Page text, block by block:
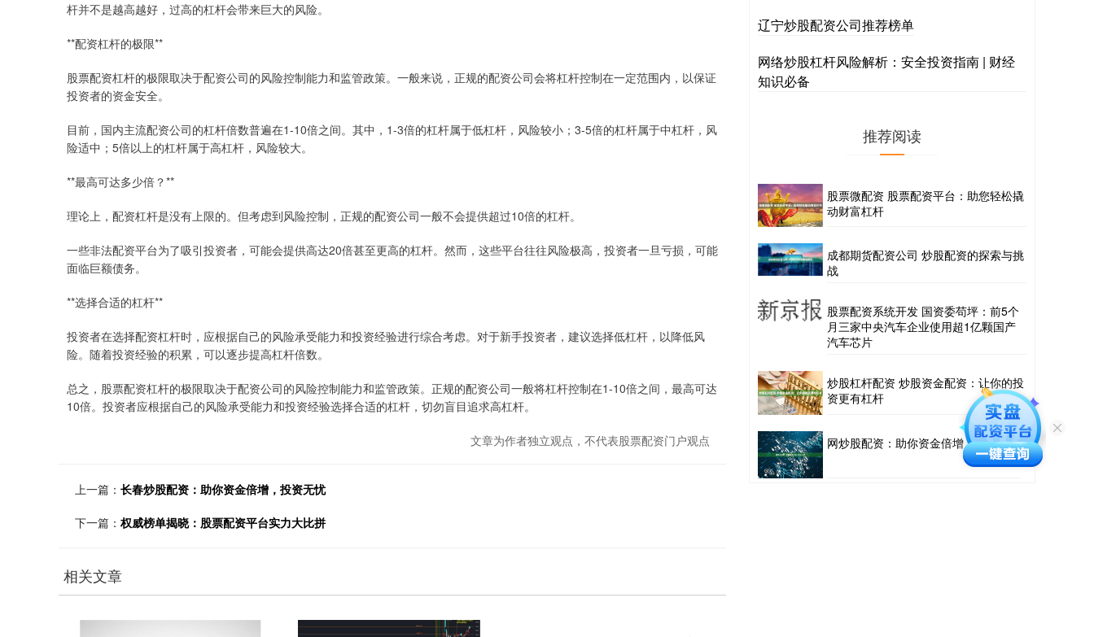
杆并不是越高越好，过高的杠杆会带来巨大的风险。
**配资杠杆的极限**
股票配资杠杆的极限取决于配资公司的风险控制能力和监管政策。一般来说，正规的配资公司会将杠杆控制在一定范围内，以保证
投资者的资金安全。
目前，国内主流配资公司的杠杆倍数普遍在1-10倍之间。其中，1-3倍的杠杆属于低杠杆，风险较小；3-5倍的杠杆属于中杠杆，风
险适中；5倍以上的杠杆属于高杠杆，风险较大。
**最高可达多少倍？**
理论上，配资杠杆是没有上限的。但考虑到风险控制，正规的配资公司一般不会提供超过10倍的杠杆。
一些非法配资平台为了吸引投资者，可能会提供高达20倍甚至更高的杠杆。然而，这些平台往往风险极高，投资者一旦亏损，可能
面临巨额债务。
**选择合适的杠杆**
投资者在选择配资杠杆时，应根据自己的风险承受能力和投资经验进行综合考虑。对于新手投资者，建议选择低杠杆，以降低风
险。随着投资经验的积累，可以逐步提高杠杆倍数。
总之，股票配资杠杆的极限取决于配资公司的风险控制能力和监管政策。正规的配资公司一般将杠杆控制在1-10倍之间，最高可达
10倍。投资者应根据自己的风险承受能力和投资经验选择合适的杠杆，切勿盲目追求高杠杆。
文章为作者独立观点，不代表股票配资门户观点
上一篇： 长春炒股配资：助你资金倍增，投资无忧
下一篇： 权威榜单揭晓：股票配资平台实力大比拼
相关文章
辽宁炒股配资公司推荐榜单
网络炒股杠杆风险解析：安全投资指南 | 财经
知识必备
推荐阅读
股票微配资 股票配资平台：助您轻松撬
动财富杠杆
成都期货配资公司 炒股配资的探索与挑
战
股票配资系统开发 国资委苟坪：前5个
月三家中央汽车企业使用超1亿颗国产
汽车芯片
炒股杠杆配资 炒股资金配资：让你的投
资更有杠杆
网炒股配资：助你资金倍增，投资无忧